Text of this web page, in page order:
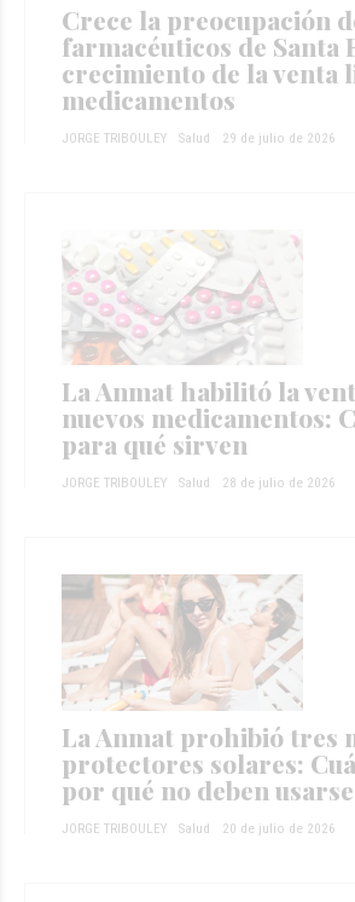
Crece la preocupación
farmacéuticos de Santa
crecimiento de la venta
medicamentos
JORGE TRIBOULEY Salud 29 de julio de 2026
La Anmat habilitó la
nuevos medicamentos:
para qué sirven
JORGE TRIBOULEY Salud 28 de julio de 2026
La Anmat prohibió tres
protectores solares:
por qué no deben usarse
JORGE TRIBOULEY Salud 20 de julio de 2026